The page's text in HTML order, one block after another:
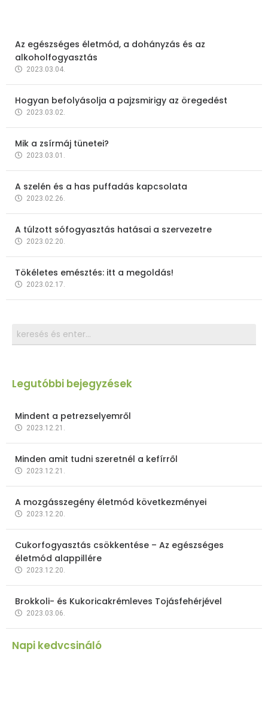
Az egészséges életmód, a dohányzás és az
alkoholfogyasztás
2023.03.04.
Hogyan befolyásolja a pajzsmirigy az öregedést
2023.03.02.
Mik a zsírmáj tünetei?
2023.03.01.
A szelén és a has puffadás kapcsolata
2023.02.26.
A túlzott sófogyasztás hatásai a szervezetre
2023.02.20.
Tökéletes emésztés: itt a megoldás!
2023.02.17.
Legutóbbi bejegyzések
Mindent a petrezselyemről
2023.12.21.
Minden amit tudni szeretnél a kefírről
2023.12.21.
A mozgásszegény életmód következményei
2023.12.20.
Cukorfogyasztás csökkentése – Az egészséges
életmód alappillére
2023.12.20.
Brokkoli- és Kukoricakrémleves Tojásfehérjével
2023.03.06.
Napi kedvcsináló